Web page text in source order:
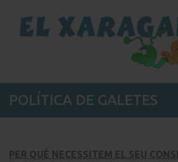
POLÍTICA DE GALETES
PER QUÈ NECESSITEM EL SEU